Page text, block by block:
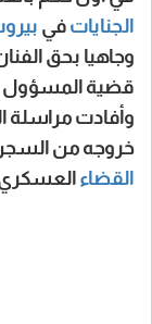
الجنايات في
وجاهيا بحق
قضية المسؤول
وأفادت مراسلة
خروجه من السجن
القضاء